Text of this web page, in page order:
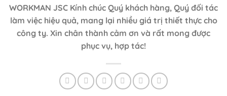
WORKMAN JSC Kính chúc Quý khách hàng, Quý đối tác
làm việc hiệu quả, mang lại nhiều giá trị thiết thực cho
công ty. Xin chân thành cảm ơn và rất mong được
phục vụ, hợp tác!